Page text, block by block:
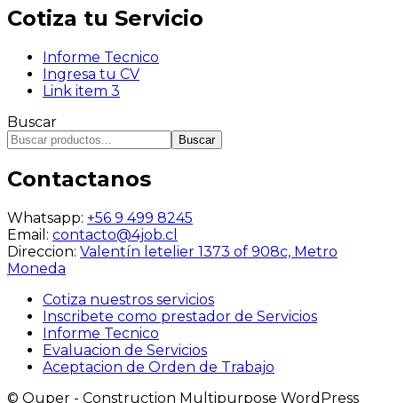
Cotiza tu Servicio
Informe Tecnico
Ingresa tu CV
Link item 3
Buscar
Buscar
Contactanos
Whatsapp: +56 9 499 8245
Email: contacto@4job.cl
Direccion: Valentín letelier 1373 of 908c, Metro
Moneda
Cotiza nuestros servicios
Inscribete como prestador de Servicios
Informe Tecnico
Evaluacion de Servicios
Aceptacion de Orden de Trabajo
© Quper - Construction Multipurpose WordPress